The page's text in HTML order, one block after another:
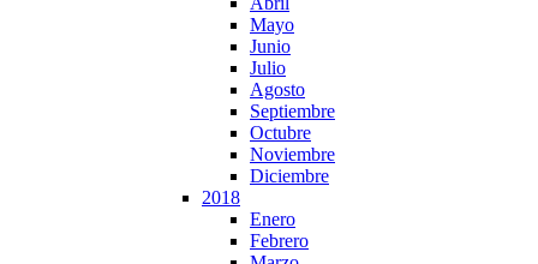
Mayo
Junio
Julio
Agosto
Septiembre
Octubre
Noviembre
Diciembre
2018
Enero
Febrero